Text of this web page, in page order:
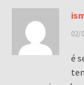
02/
é